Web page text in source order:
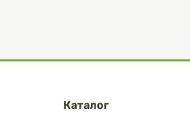
Каталог